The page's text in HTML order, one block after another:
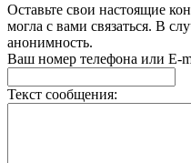
Оставьте свои настоящие
могла с вами связаться. В
анонимность.
Ваш номер телефона или E-
Текст сообщения: